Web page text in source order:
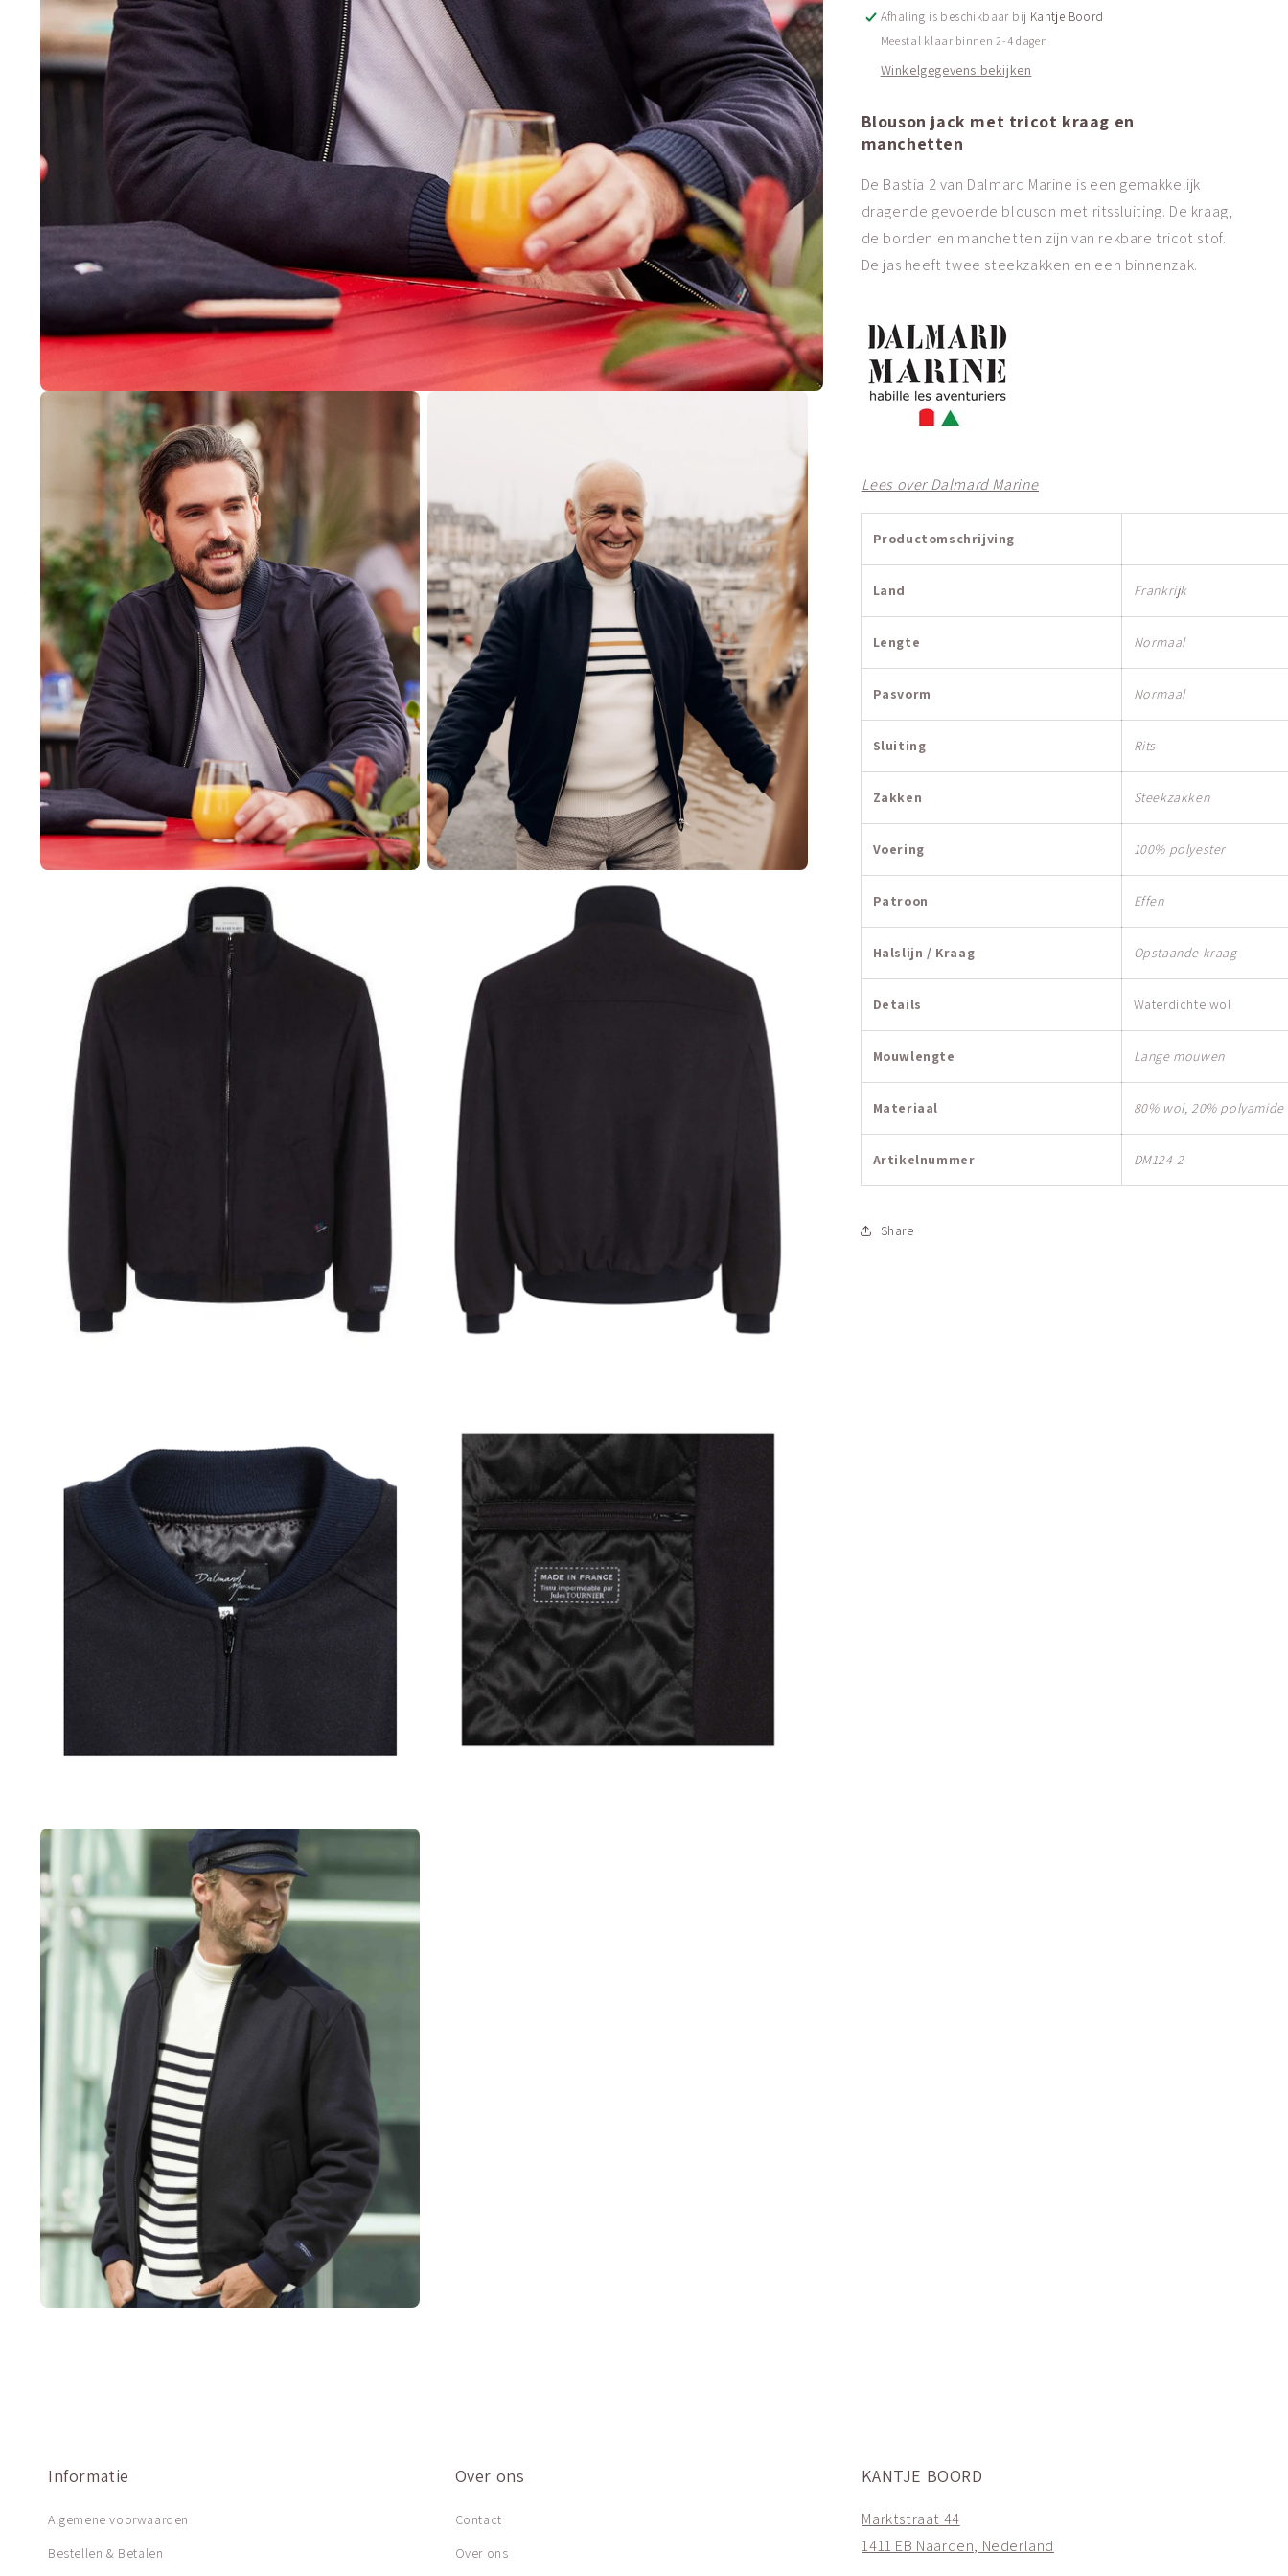
Bastia
2
Bastia
2
Afhaling is beschikbaar bij Kantje Boord
Meestal klaar binnen 2-4 dagen
Winkelgegevens bekijken
Blouson jack met tricot kraag en
manchetten
De Bastia 2 van Dalmard Marine is een gemakkelijk
dragende gevoerde blouson met ritssluiting. De kraag,
de borden en manchetten zijn van rekbare tricot stof.
De jas heeft twee steekzakken en een binnenzak.
Lees over Dalmard Marine
Productomschrijving
Land Frankrijk
Lengte Normaal
Pasvorm Normaal
Sluiting Rits
Zakken Steekzakken
Voering 100% polyester
Patroon Effen
Halslijn / Kraag Opstaande kraag
Details Waterdichte wol
Mouwlengte Lange mouwen
Materiaal 80% wol, 20% polyamide
Artikelnummer DM124-2
Share
Informatie
Algemene voorwaarden
Bestellen & Betalen
Over ons
Contact
Over ons
KANTJE BOORD
Marktstraat 44
1411 EB Naarden, Nederland